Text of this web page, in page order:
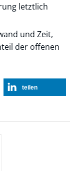
letztlich
und Zeit,
der offenen
teilen